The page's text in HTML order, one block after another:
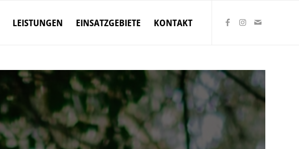
LEISTUNGEN EINSATZGEBIETE KONTAKT